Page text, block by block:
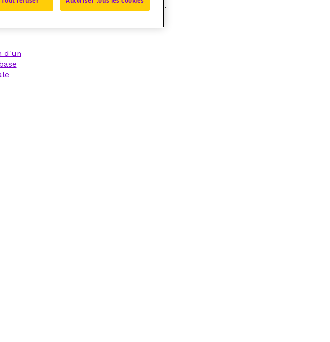
P quelconque de ladirectrice de ce cône.